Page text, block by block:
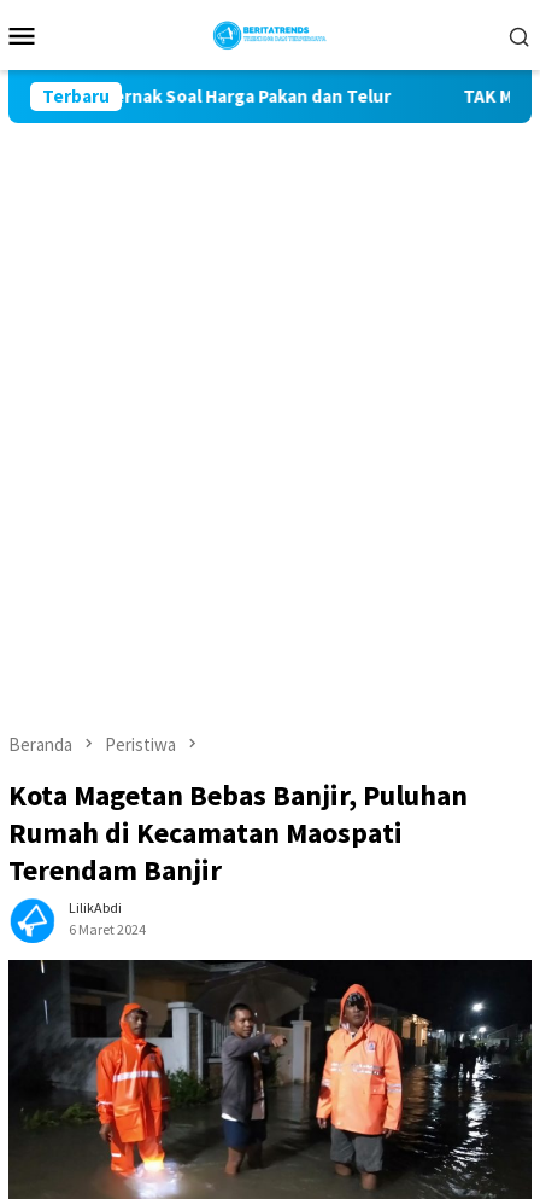
ke
Mobile
TerbaruSoal Harga Pakan dan Telur TAK MAU KALAH
Beranda Peristiwa
Kota Magetan Bebas Banjir, Puluhan
Rumah di Kecamatan Maospati
Terendam Banjir
LilikAbdi
6 Maret 2024